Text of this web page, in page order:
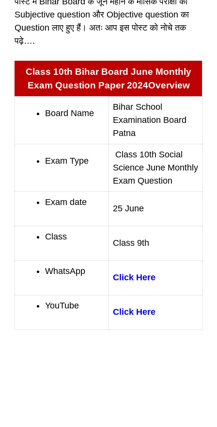
Subjective question और Objective question का
Question लाए हुए हैं। अतः आप इस पोस्ट को नोचे तक
पढ़े….
Class 10th Bihar Board June Monthly
Exam Question Paper 2024Overview
Board Name
Bihar School
Examination Board
Patna
Exam Type
Class 10th Social
Science June Monthly
Exam Question
Exam date
25 June
Class
Class 9th
WhatsApp
Click Here
YouTube
Click Here